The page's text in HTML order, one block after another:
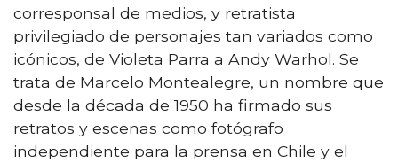
corresponsal de medios, y retratista
privilegiado de personajes tan variados como
icónicos, de Violeta Parra a Andy Warhol. Se
trata de Marcelo Montealegre, un nombre que
desde la década de 1950 ha firmado sus
retratos y escenas como fotógrafo
independiente para la prensa en Chile y el